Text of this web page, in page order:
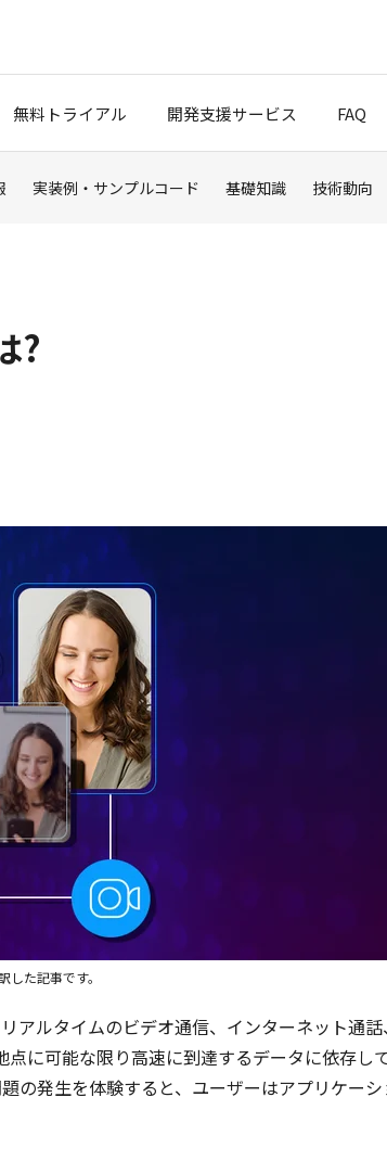
無料トライアル 開発支援サービス FAQ
実装例・サンプルコード 基礎知識 技術動向
?
した記事です。
アルタイムのビデオ通信、インターネット通話、
に可能な限り高速に到達するデータに依存し
の発生を体験すると、ユーザーはアプリケーシ